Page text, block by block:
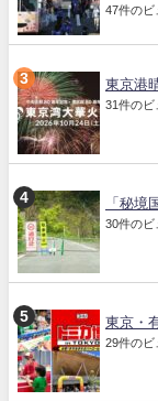
47件のビ
東京港
31件のビ
「秘境
30件のビ
東京・
29件のビ